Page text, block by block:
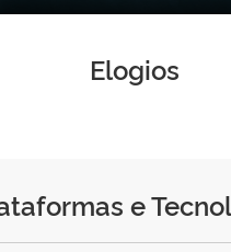
Elogios
e